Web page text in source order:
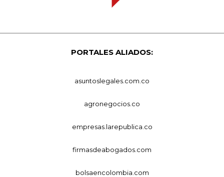
PORTALES ALIADOS:
asuntoslegales.com.co
agronegocios.co
empresas.larepublica.co
firmasdeabogados.com
bolsaencolombia.com